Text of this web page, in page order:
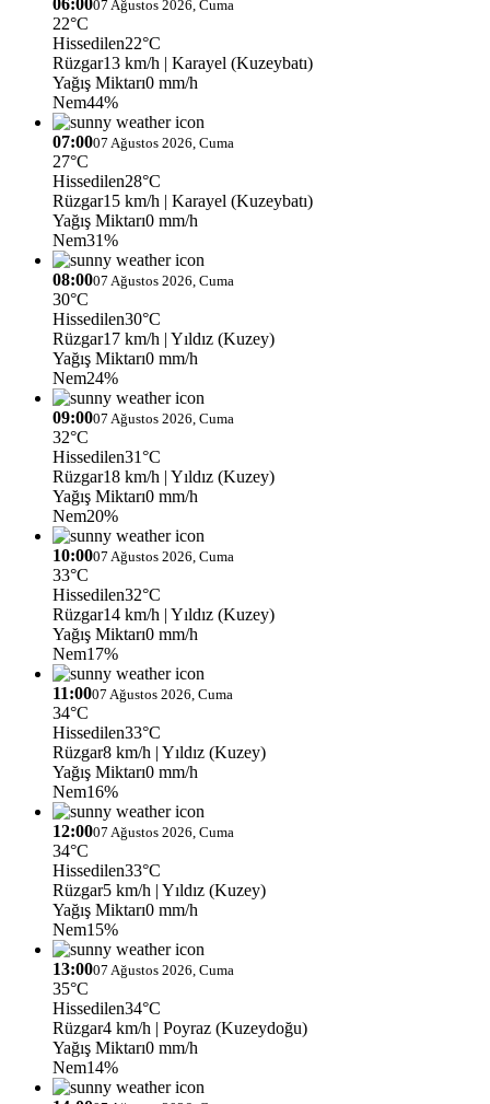
07 Ağustos 2026, Cuma
22°C
Hissedilen22°C
Rüzgar13 km/h | Karayel (Kuzeybatı)
Yağış Miktarı0 mm/h
Nem44%
07:0007 Ağustos 2026, Cuma
27°C
Hissedilen28°C
Rüzgar15 km/h | Karayel (Kuzeybatı)
Yağış Miktarı0 mm/h
Nem31%
08:0007 Ağustos 2026, Cuma
30°C
Hissedilen30°C
Rüzgar17 km/h | Yıldız (Kuzey)
Yağış Miktarı0 mm/h
Nem24%
09:0007 Ağustos 2026, Cuma
32°C
Hissedilen31°C
Rüzgar18 km/h | Yıldız (Kuzey)
Yağış Miktarı0 mm/h
Nem20%
10:0007 Ağustos 2026, Cuma
33°C
Hissedilen32°C
Rüzgar14 km/h | Yıldız (Kuzey)
Yağış Miktarı0 mm/h
Nem17%
11:0007 Ağustos 2026, Cuma
34°C
Hissedilen33°C
Rüzgar8 km/h | Yıldız (Kuzey)
Yağış Miktarı0 mm/h
Nem16%
12:0007 Ağustos 2026, Cuma
34°C
Hissedilen33°C
Rüzgar5 km/h | Yıldız (Kuzey)
Yağış Miktarı0 mm/h
Nem15%
13:0007 Ağustos 2026, Cuma
35°C
Hissedilen34°C
Rüzgar4 km/h | Poyraz (Kuzeydoğu)
Yağış Miktarı0 mm/h
Nem14%